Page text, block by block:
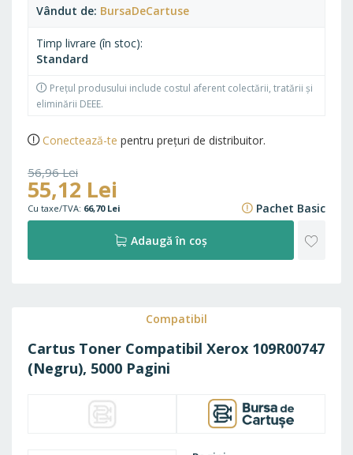
Vândut de BursaDeCartuse
Timp livrare (în stoc)
Standard
Prețul produsului include costul aferent colectării, tratării și
eliminării DEEE.
Conectează-te pentru prețuri de distribuitor.
56,96 Lei
68,92 Lei
55,12 Lei
66,70 Lei Pachet Basic
Adaugă în coș
Compatibil
Cartus Toner Compatibil Xerox 109R00747
(Negru), 5000 Pagini